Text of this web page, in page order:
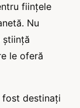
ființele
Nu
știință
le oferă
fost destinați